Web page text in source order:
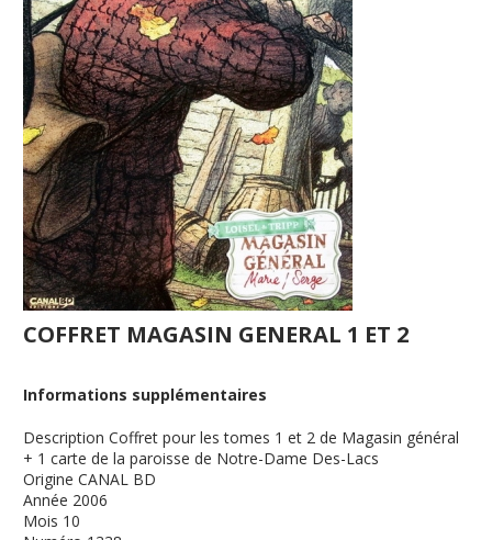
COFFRET MAGASIN GENERAL 1 ET 2
Informations supplémentaires
Description Coffret pour les tomes 1 et 2 de Magasin général
+ 1 carte de la paroisse de Notre-Dame Des-Lacs
Origine CANAL BD
Année 2006
Mois 10